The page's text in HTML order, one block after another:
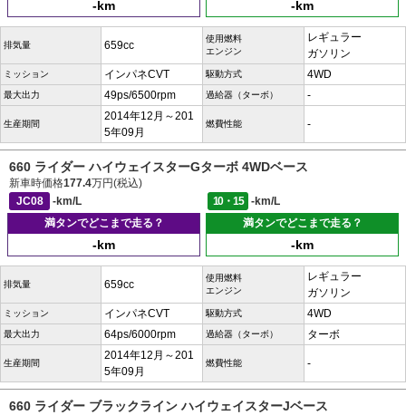
-km -km
排気量 659cc
使用燃料
エンジン
レギュラー
ガソリン
ミッション インパネCVT 駆動方式 4WD
最大出力 49ps/6500rpm 過給器（ターボ） -
生産期間
2014年12月～201
5年09月
燃費性能 -
660 ライダー ハイウェイスターGターボ 4WDベース
新車時価格177.4万円(税込)
JC08
-km/L 10・15
-km/L
満タンでどこまで走る？
-km
満タンでどこまで走る？
-km
排気量 659cc
使用燃料
エンジン
レギュラー
ガソリン
ミッション インパネCVT 駆動方式 4WD
最大出力 64ps/6000rpm 過給器（ターボ） ターボ
生産期間
2014年12月～201
5年09月
燃費性能 -
660 ライダー ブラックライン ハイウェイスターJベース